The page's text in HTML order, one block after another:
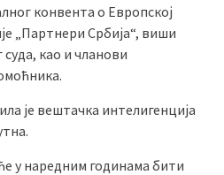
конвента о Европској
„Партнери Србија“, виши
као и чланови
је вештачка интелигенција
у наредним годинама бити